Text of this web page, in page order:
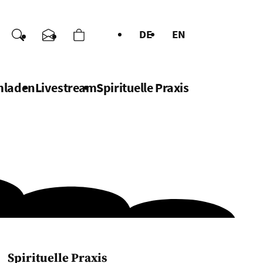
SucheKontaktWarenkorb DE EN
LivestreamSpirituelle Praxis
Spirituelle Praxis